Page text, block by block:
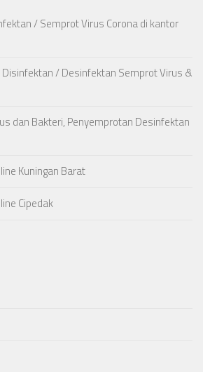
/ Semprot Virus Corona di kantor
/ Desinfektan Semprot Virus &
dan Bakteri, Penyemprotan Desinfektan
Kuningan Barat
Cipedak